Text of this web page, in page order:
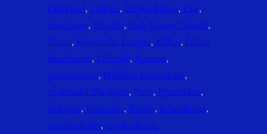
CultFood, Culture, EasyKall shop, Flut
Forschung, Frieden, Holy Rosary Church
Klima, Kosmische Energie, Kultur, Leben
beschützen, Lifestyle, Mission
perseverance, Prädikat Evangelium
praktische Theologie, Preis, Pyramiden
Religion, Rosarium, Rosary, Rosenkranz
sustainability, vergleichende